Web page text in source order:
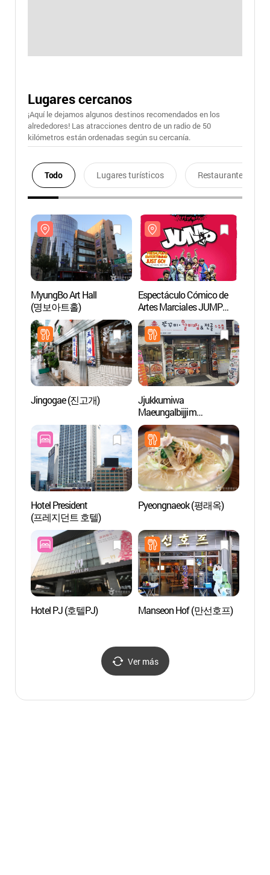
Lugares cercanos
¡Aquí le dejamos algunos destinos recomendados en los
alrededores! Las atracciones dentro de un radio de 50
kilómetros están ordenadas según su cercanía.
Todo Lugares turísticos Restaurantes
MyungBo Art Hall
(명보아트홀)
Espectáculo Cómico de
Artes Marciales JUMP
(코믹 마샬아츠 퍼포먼스
‘점프’)
Jingogae (진고개)
Jjukkumiwa
Maeungalbijjim
(쭈꾸미와매운갈비찜)
Hotel President
(프레지던트 호텔)
Pyeongnaeok (평래옥)
Hotel PJ (호텔PJ) Manseon Hof (만선호프)
Ver más